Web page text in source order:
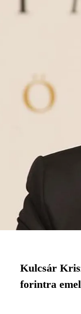
Kulcsár
forintra